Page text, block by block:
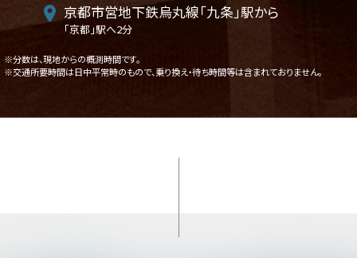
京都市営地下鉄烏丸線「九条」駅から
「京都」駅へ2分
※分数は、現地からの概測時間です。
※交通所要時間は日中平常時のもので、乗り換え・待ち時間等は含まれておりません。